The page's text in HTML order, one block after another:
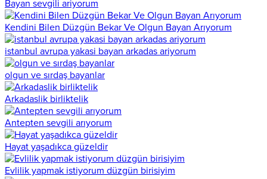
Bayan sevgili ariyorum
Kendini Bilen Düzgün Bekar Ve Olgun Bayan Arıyorum
istanbul avrupa yakasi bayan arkadas ariyorum
olgun ve sırdaş bayanlar
Arkadaslik birliktelik
Antepten sevgili arıyorum
Hayat yaşadıkca güzeldir
Evlilik yapmak istiyorum düzgün birisiyim